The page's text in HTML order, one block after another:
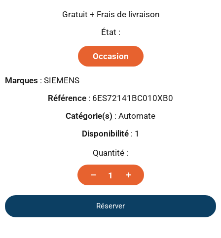
Gratuit + Frais de livraison
État :
Occasion
Marques : SIEMENS
Référence : 6ES72141BC010XB0
Catégorie(s) : Automate
Disponibilité: 1
Quantité :
– +
Réserver